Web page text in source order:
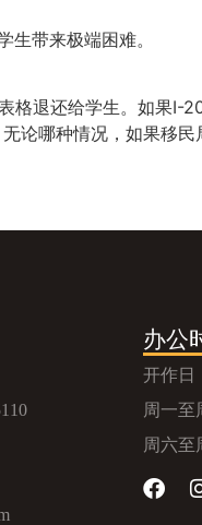
带来极端困难。
格退还给学生。如果I-
论哪种情况，如果移
办公
开作日
周一至
周六至